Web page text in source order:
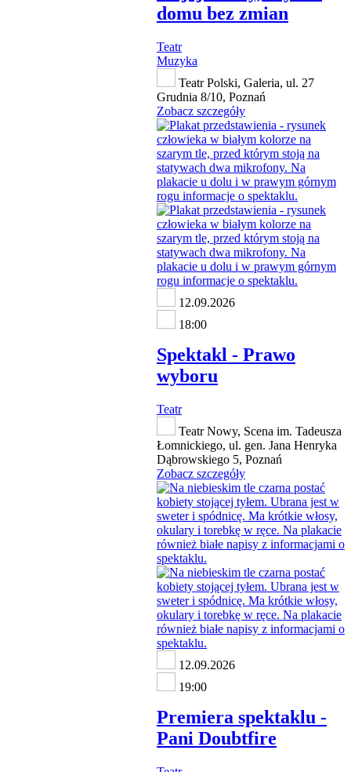
domu bez zmian
Teatr
Muzyka
Teatr Polski, Galeria, ul. 27
Grudnia 8/10, Poznań
Zobacz szczegóły
12.09.2026
18:00
Spektakl - Prawo
wyboru
Teatr
Teatr Nowy, Scena im. Tadeusza
Łomnickiego, ul. gen. Jana Henryka
Dąbrowskiego 5, Poznań
Zobacz szczegóły
12.09.2026
19:00
Premiera spektaklu -
Pani Doubtfire